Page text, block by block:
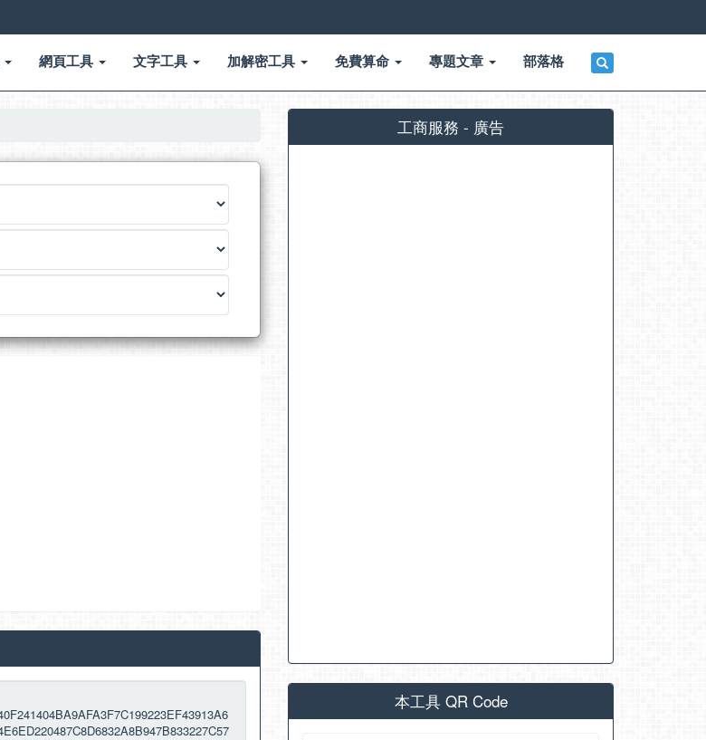
網頁工具 文字工具 加解密工具 免費算命 專題文章 部落格
工商服務 - 廣告
本工具 QR Code